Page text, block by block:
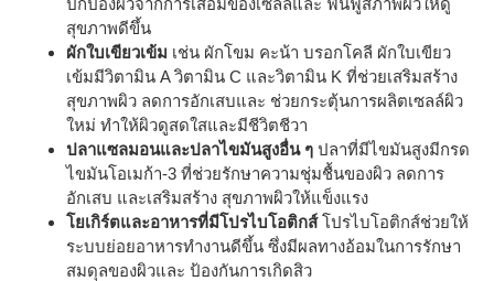
สุขภาพดีขึ้น
ผักใบเขียวเข้ม เช่น ผักโขม คะน้า บรอกโคลี ผักใบเขียว
เข้มมีวิตามิน A วิตามิน C และวิตามิน K ที่ช่วยเสริมสร้าง
สุขภาพผิว ลดการอักเสบและ ช่วยกระตุ้นการผลิตเซลล์ผิว
ใหม่ ทำให้ผิวดูสดใสและมีชีวิตชีวา
ปลาแซลมอนและปลาไขมันสูงอื่น ๆ ปลาที่มีไขมันสูงมีกรด
ไขมันโอเมก้า-3 ที่ช่วยรักษาความชุ่มชื้นของผิว ลดการ
อักเสบ และเสริมสร้าง สุขภาพผิวให้แข็งแรง
โยเกิร์ตและอาหารที่มีโปรไบโอติกส์โปรไบโอติกส์ช่วยให้
ระบบย่อยอาหารทำงานดีขึ้น ซึ่งมีผลทางอ้อมในการรักษา
สมดุลของผิวและ ป้องกันการเกิดสิว